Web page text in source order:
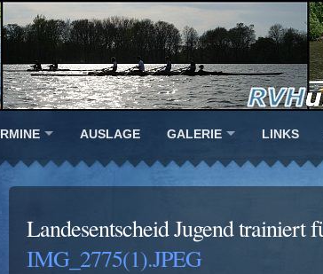
AUSLAGE GALERIE LINKS
Landesentscheid Jugend trainiert
IMG_2775(1).JPEG